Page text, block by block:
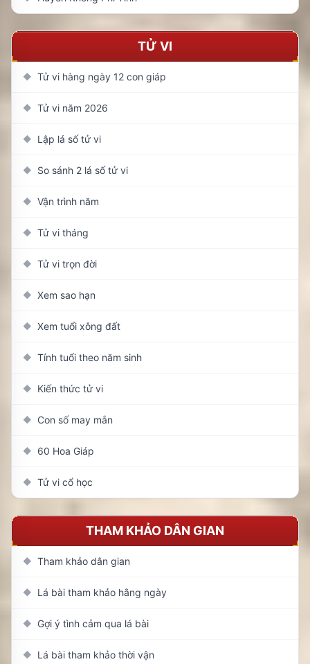
TỬ VI
◆ Tử vi hàng ngày 12 con giáp
◆ Tử vi năm 2026
◆ Lập lá số tử vi
◆ So sánh 2 lá số tử vi
◆ Vận trình năm
◆ Tử vi tháng
◆ Tử vi trọn đời
◆ Xem sao hạn
◆ Xem tuổi xông đất
◆ Tính tuổi theo năm sinh
◆ Kiến thức tử vi
◆ Con số may mắn
◆ 60 Hoa Giáp
◆ Tử vi cổ học
THAM KHẢO DÂN GIAN
◆ Tham khảo dân gian
◆ Lá bài tham khảo hằng ngày
◆ Gợi ý tình cảm qua lá bài
◆ Lá bài tham khảo thời vận